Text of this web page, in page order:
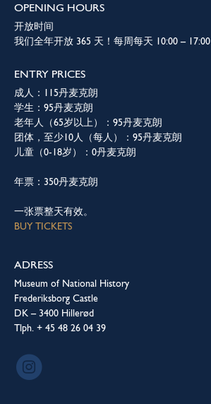
OPENING HOURS
开放时间
我们全年开放 365 天！每周每天 10:00 – 17:00
ENTRY PRICES
成人：115丹麦克朗
学生：95丹麦克朗
老年人（65岁以上）：95丹麦克朗
团体，至少10人（每人）：95丹麦克朗
儿童（0-18岁）：0丹麦克朗
年票：350丹麦克朗
一张票整天有效。
BUY TICKETS
ADRESS
Museum of National History
Frederiksborg Castle
DK – 3400 Hillerød
Tlph. + 45 48 26 04 39